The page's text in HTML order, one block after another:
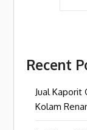
Recent
Jual Kaporit
Kolam